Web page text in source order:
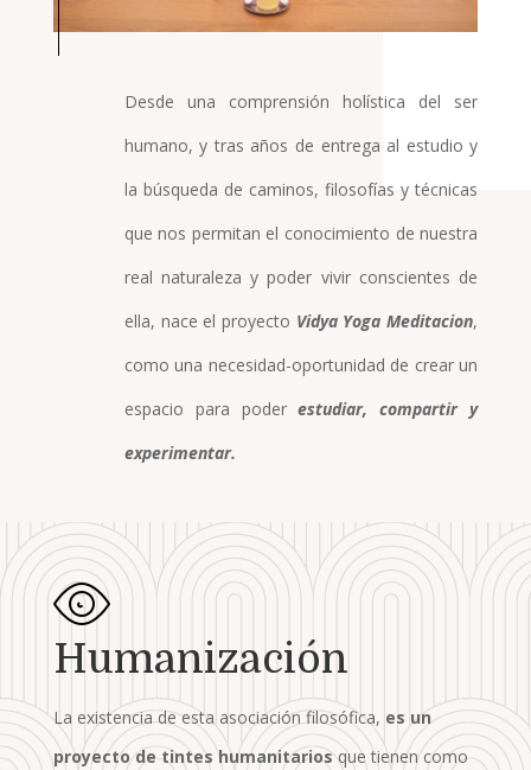
Desde una comprensión holística del ser
humano, y tras años de entrega al estudio y
la búsqueda de caminos, filosofías y técnicas
que nos permitan el conocimiento de nuestra
real naturaleza y poder vivir conscientes de
ella, nace el proyecto Vidya Yoga Meditacion,
como una necesidad-oportunidad de crear un
espacio para poderestudiar, compartir y
experimentar.
Humanización
La existencia de esta asociación filosófica, es un
proyecto de tintes humanitariosque tienen como